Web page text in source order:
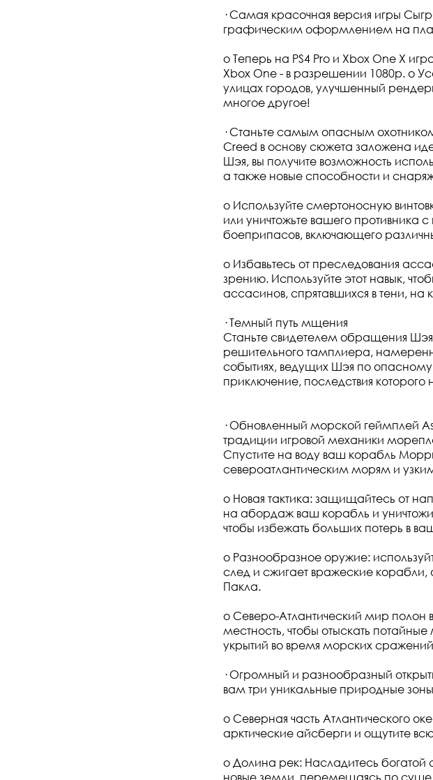
· Самая красочная версия игры
графическим оформлением на
o Теперь на PS4 Pro и Xbox One X
Xbox One - в разрешении 1080p. o
улицах городов, улучшенный
многое другое!
· Станьте самым опасным
Creed в основу сюжета заложена
Шэя, вы получите возможность
а также новые способности и
o Используйте смертоносную
или уничтожьте вашего
боеприпасов, включающего
o Избавьтесь от преследования
зрению. Используйте этот навык,
ассасинов, спрятавшихся в тени, на
· Темный путь мщения
Станьте свидетелем обращения
решительного тамплиера,
событиях, ведущих Шэя по опасному
приключение, последствия
· Обновленный морской геймплей
традиции игровой механики
Спустите на воду ваш корабль
североатлантическим морям и
o Новая тактика: защищайтесь от
на абордаж ваш корабль и
чтобы избежать больших потерь в
o Разнообразное оружие:
след и сжигает вражеские
Пакла.
o Северо-Атлантический мир
местность, чтобы отыскать
укрытий во время морских
· Огромный и разнообразный
вам три уникальные природные зоны
o Северная часть Атлантического
арктические айсберги и ощутите
o Долина рек: Насладитесь
новые земли, перемещаясь по суше